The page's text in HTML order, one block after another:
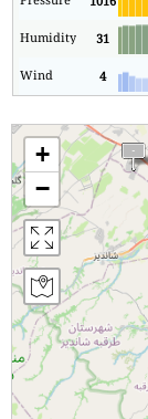
Humidity 31
Wind 4
+
−